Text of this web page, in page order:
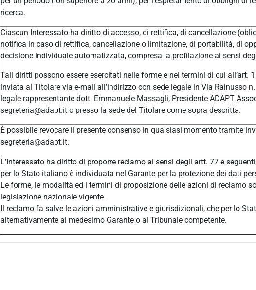
ricerca.
Ciascun Interessato ha diritto di accesso, di rettifica, di cancellazione
notifica in caso di rettifica, cancellazione o limitazione, di portabilità, di
decisione individuale automatizzata, compresa la profilazione ai sensi
Tali diritti possono essere esercitati nelle forme e nei termini di cui all’art.
inviata al Titolare via e-mail all’indirizzo con sede legale in Via Rainusso
legale rappresentante dott. Emmanuele Massagli, Presidente ADAPT
segreteria@adapt.it o presso la sede del Titolare come sopra descritta.
È possibile revocare il presente consenso in qualsiasi momento tramite
segreteria@adapt.it.
L’Interessato ha diritto di proporre reclamo ai sensi degli artt. 77 e
per lo Stato italiano è individuata nel Garante per la protezione dei dati
Le forme, le modalità ed i termini di proposizione delle azioni di reclamo
legislazione nazionale vigente.
Il reclamo fa salve le azioni amministrative e giurisdizionali, che per lo
alternativamente al medesimo Garante o al Tribunale competente.